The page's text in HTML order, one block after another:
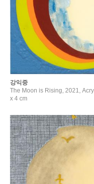
강익중
The Moon is Rising, 2021,
x 4 cm